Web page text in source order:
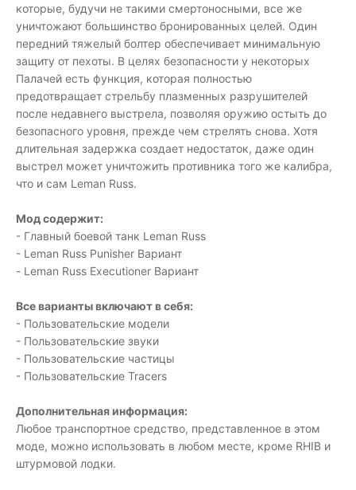
которые, будучи не такими смертоносными, все же
уничтожают большинство бронированных целей. Один
передний тяжелый болтер обеспечивает минимальную
защиту от пехоты. В целях безопасности у некоторых
Палачей есть функция, которая полностью
предотвращает стрельбу плазменных разрушителей
после недавнего выстрела, позволяя оружию остыть до
безопасного уровня, прежде чем стрелять снова. Хотя
длительная задержка создает недостаток, даже один
выстрел может уничтожить противника того же калибра,
что и сам Leman Russ.
Мод содержит:
- Главный боевой танк Leman Russ
- Leman Russ Punisher Вариант
- Leman Russ Executioner Вариант
Все варианты включают в себя:
- Пользовательские модели
- Пользовательские звуки
- Пользовательские частицы
- Пользовательские Tracers
Дополнительная информация:
Любое транспортное средство, представленное в этом
моде, можно использовать в любом месте, кроме RHIB и
штурмовой лодки.